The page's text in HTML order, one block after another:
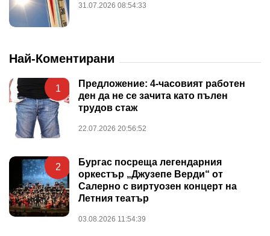
31.07.2026 08:54:33
Най-Коментирани
1
Предложение: 4-часовият работен
ден да не се зачита като пълен
трудов стаж
22.07.2026 20:56:52
2
Бургас посреща легендарния
оркестър „Джузепе Верди“ от
Салерно с виртуозен концерт на
Летния театър
03.08.2026 11:54:39